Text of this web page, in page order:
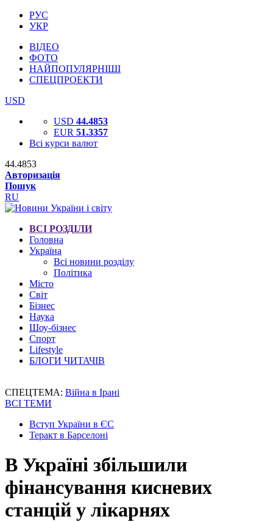
РУС
УКР
ВІДЕО
ФОТО
НАЙПОПУЛЯРНІШІ
СПЕЦПРОЕКТИ
USD
USD 44.4853
EUR 51.3357
Всі курси валют
44.4853
Авторизація
Пошук
RU
ВСІ РОЗДІЛИ
Головна
Україна
Всі новини розділу
Політика
Місто
Світ
Бізнес
Наука
Шоу-бізнес
Спорт
Lifestyle
БЛОГИ ЧИТАЧІВ
СПЕЦТЕМА: Війна в Ірані
ВСІ ТЕМИ
Вступ України в ЄС
Теракт в Барселоні
В Україні збільшили
фінансування кисневих
станцій у лікарнях